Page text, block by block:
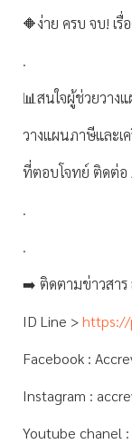
🔶ง่าย ครบ จบ! เ
.
📊สนใจผู้ช่วยวางแ
วางแผนภาษีและเ
ที่ตอบโจทย์ ติดต่อ
.
.
➡️ ติดตามข่าวสาร
ID Line >https://
Facebook :
Instagram :
Youtube chanel